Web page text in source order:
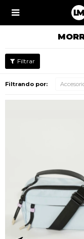

Filtrando por: